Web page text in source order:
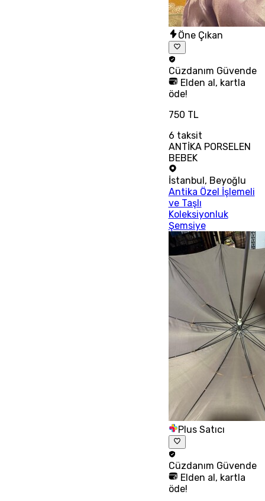
Öne Çıkan
Cüzdanım Güvende
Elden al, kartla
öde!
750 TL
6 taksit
ANTİKA PORSELEN
BEBEK
İstanbul , Beyoğlu
Antika Özel İşlemeli
ve Taşlı
Koleksiyonluk
Şemsiye
Plus Satıcı
Cüzdanım Güvende
Elden al, kartla
öde!